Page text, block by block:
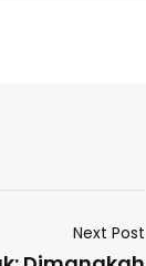
Next Post